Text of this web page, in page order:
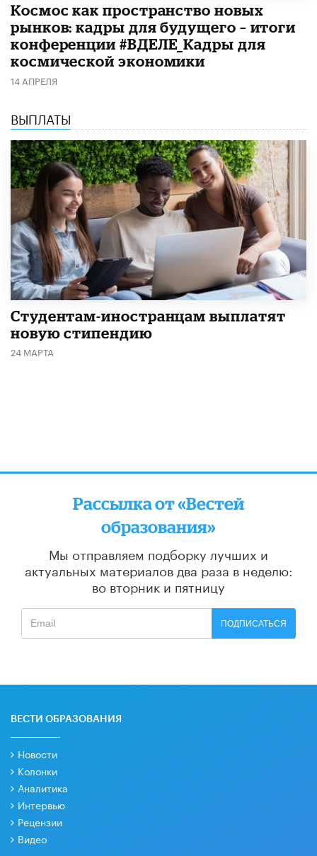
Космос как пространство новых
рынков: кадры для будущего – итоги
конференции #ВДЕЛЕ_Кадры для
космической экономики
14 АПРЕЛЯ
ВЫПЛАТЫ
Студентам-иностранцам выплатят
новую стипендию
24 МАРТА
Рассылка от «Вестей
образования»
Мы отправляем подборку лучших и
актуальных материалов два раза в неделю:
во вторник и пятницу
ПОДПИСАТЬСЯ
ВЕСТИ ОБРАЗОВАНИЯ
Новости
Колонки
Аналитика
Интервью
Рецензии
Видео